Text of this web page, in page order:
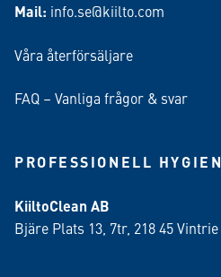
Mail: info.se@kiilto.com
Våra återförsäljare
FAQ – Vanliga frågor & svar
PROFESSIONELL HYGIEN
KiiltoClean AB
Bjäre Plats 13, 7tr, 218 45 Vintrie